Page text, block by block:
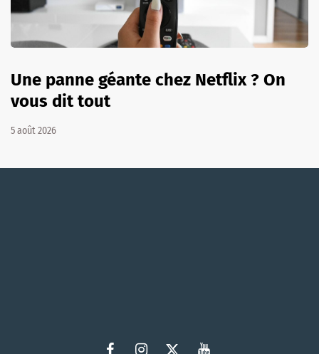
Une panne géante chez Netflix ? On
vous dit tout
5 août 2026